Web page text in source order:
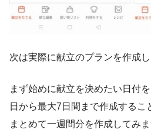
次は実際に献立のプランを作成し
まず始めに献立を決めたい日付
日から最大7日間まで作成するこ
まとめて一週間分を作成してみま